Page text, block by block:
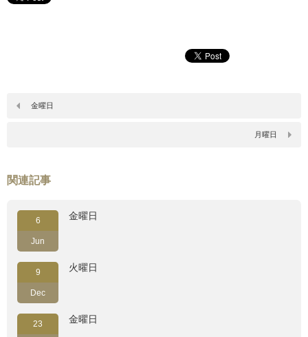
金曜日
月曜日
関連記事
6
Jun
金曜日
9
Dec
火曜日
23 金曜日